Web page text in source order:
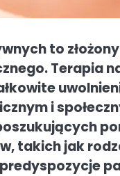
to
Terapia
i
takich jak